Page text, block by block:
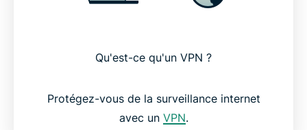
Qu'est-ce qu'un VPN ?
Protégez-vous de la surveillance internet
avec un VPN.